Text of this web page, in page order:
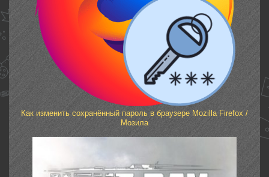
Как изменить сохранённый пароль в браузере Mozilla Firefox /
Мозила